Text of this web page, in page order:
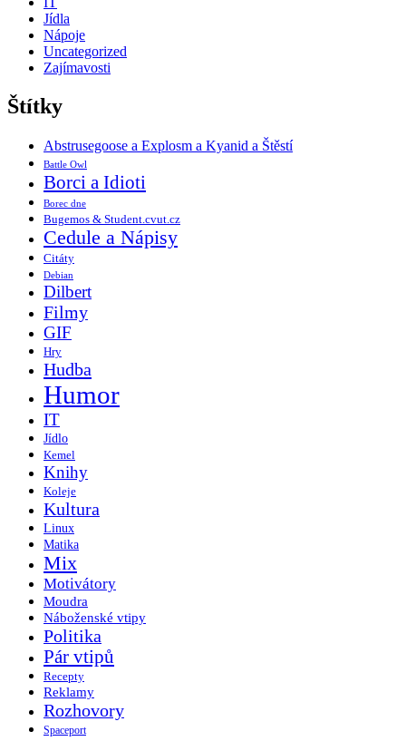
Jídla
Nápoje
Uncategorized
Zajímavosti
Štítky
Abstrusegoose a Explosm a Kyanid a Štěstí
Battle Owl
Borci a Idioti
Borec dne
Bugemos & Student.cvut.cz
Cedule a Nápisy
Citáty
Debian
Dilbert
Filmy
GIF
Hry
Hudba
Humor
IT
Jídlo
Kemel
Knihy
Koleje
Kultura
Linux
Matika
Mix
Motivátory
Moudra
Náboženské vtipy
Politika
Pár vtipů
Recepty
Reklamy
Rozhovory
Spaceport